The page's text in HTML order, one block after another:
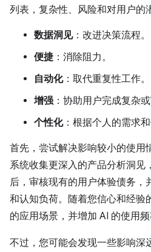
列表，复杂性、风险和对用户的
数据洞见：改进决策流程。
便捷 ：消除阻力。
自动化：取代重复性工作。
增强：协助用户完成复杂或
个性化：根据个人的需求和
首先，尝试解决影响较小的使用
系统收集更深入的产品分析洞见
后，审核现有的用户体验债务，
和认知负荷。随着您信心和经验
的应用场景，并增加 AI 的使用频
不过，您可能会发现一些影响深